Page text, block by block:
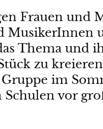
Frauen und
MusikerInnen
Thema und
zu
im
vor